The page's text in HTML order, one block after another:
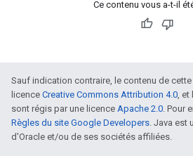
Ce contenu vous a-t-il
Sauf indication contraire, le contenu de
licence Creative Commons Attribution 4.0, et
sont régis par une licence Apache 2.0. Pour
Règles du site Google Developers. Java est
d'Oracle et/ou de ses sociétés affiliées.